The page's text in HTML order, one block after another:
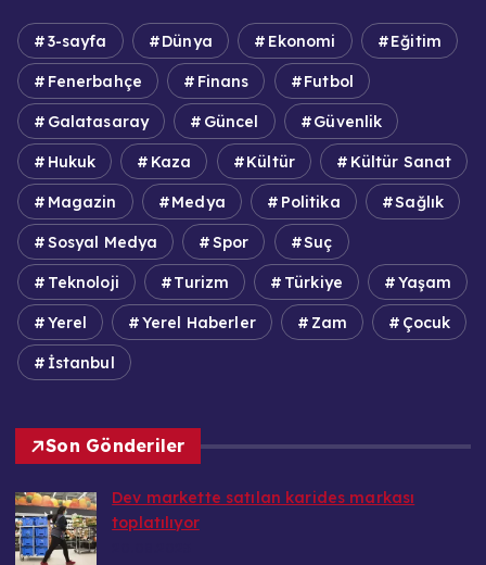
3-sayfa Dünya Ekonomi Eğitim
Fenerbahçe Finans Futbol
Galatasaray Güncel Güvenlik
Hukuk Kaza Kültür Kültür Sanat
Magazin Medya Politika Sağlık
Sosyal Medya Spor Suç
Teknoloji Turizm Türkiye Yaşam
Yerel Yerel Haberler Zam Çocuk
İstanbul
Son Gönderiler
Dev markette satılan karides markası
toplatılıyor